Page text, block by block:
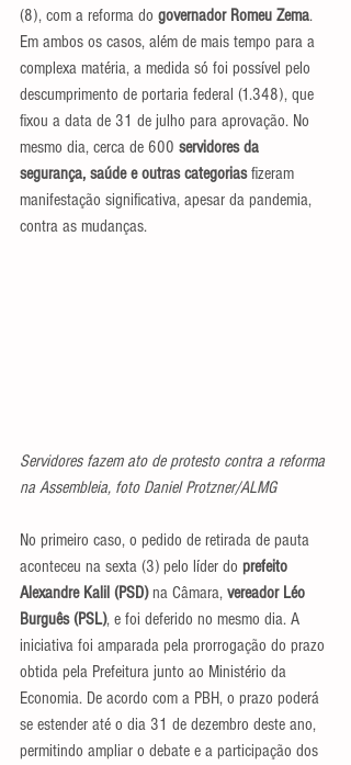
(8), com a reforma do governador Romeu Zema.
Em ambos os casos, além de mais tempo para a
complexa matéria, a medida só foi possível pelo
descumprimento de portaria federal (1.348), que
fixou a data de 31 de julho para aprovação. No
mesmo dia, cerca de 600 servidores da
segurança, saúde e outras categorias fizeram
manifestação significativa, apesar da pandemia,
contra as mudanças.
Servidores fazem ato de protesto contra a reforma
na Assembleia, foto Daniel Protzner/ALMG
No primeiro caso, o pedido de retirada de pauta
aconteceu na sexta (3) pelo líder do prefeito
Alexandre Kalil (PSD) na Câmara, vereador Léo
Burguês (PSL), e foi deferido no mesmo dia. A
iniciativa foi amparada pela prorrogação do prazo
obtida pela Prefeitura junto ao Ministério da
Economia. De acordo com a PBH, o prazo poderá
se estender até o dia 31 de dezembro deste ano,
permitindo ampliar o debate e a participação dos